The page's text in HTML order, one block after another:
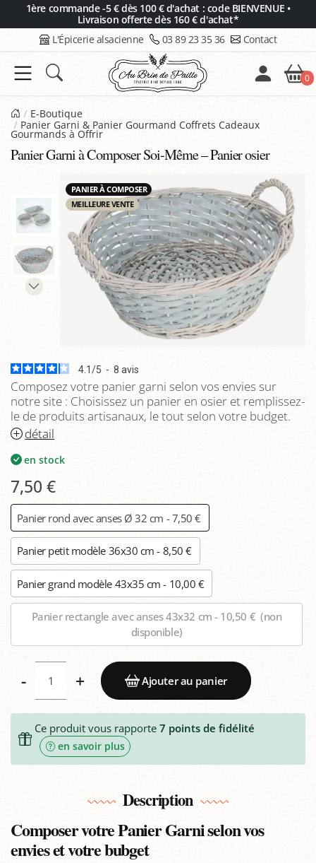
1ère commande -5 € dès 100 € d'achat : code BIENVENUE •
Livraison offerte dès 160 € d'achat*
L'Épicerie alsacienne 03 89 23 35 36 Contact
0
E-Boutique
Panier Garni & Panier Gourmand Coffrets Cadeaux
Gourmands à Offrir
Panier Garni à Composer Soi-Même – Panier osier
PANIER À COMPOSER
MEILLEURE VENTE
4.1/5 - 8 avis
Composez votre panier garni selon vos envies sur
notre site : Choisissez un panier en osier et remplissez-
le de produits artisanaux, le tout selon votre budget.
détail
en stock
7,50 €
Panier rond avec anses Ø 32 cm - 7,50 €
Panier petit modèle 36x30 cm - 8,50 €
Panier grand modèle 43x35 cm - 10,00 €
Panier rectangle avec anses 43x32 cm - 10,50 € (non
disponible)
- + Ajouter au panier
Ce produit vous rapporte 7 points de fidélité
en savoir plus
Description
Composer votre Panier Garni selon vos
envies et votre bubget
Panneau de gestion des cookies